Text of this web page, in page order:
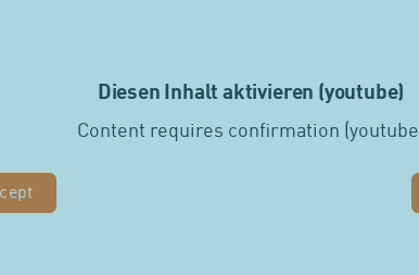
Diesen Inhalt aktivieren (youtube)
Content requires confirmation (youtube)